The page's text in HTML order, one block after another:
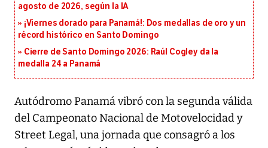
agosto de 2026, según la IA
¡Viernes dorado para Panamá!: Dos medallas de oro y un
récord histórico en Santo Domingo
Cierre de Santo Domingo 2026: Raúl Cogley da la
medalla 24 a Panamá
Autódromo Panamá vibró con la segunda válida
del Campeonato Nacional de Motovelocidad y
Street Legal, una jornada que consagró a los